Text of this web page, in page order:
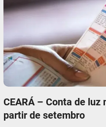
CEARÁ – Conta de luz
partir de setembro